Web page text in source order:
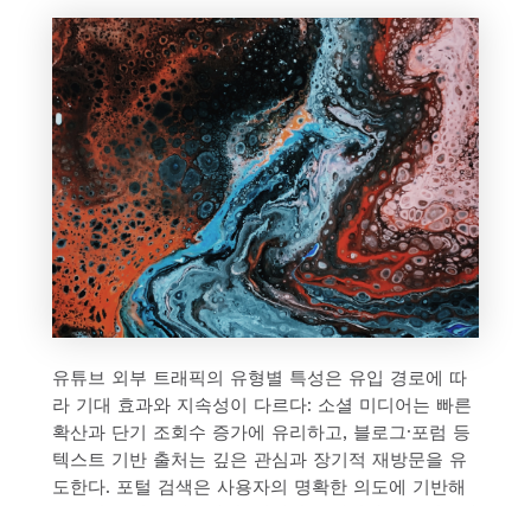
유튜브 외부 트래픽의 유형별 특성은 유입 경로에 따
라 기대 효과와 지속성이 다르다: 소셜 미디어는 빠른
확산과 단기 조회수 증가에 유리하고, 블로그·포럼 등
텍스트 기반 출처는 깊은 관심과 장기적 재방문을 유
도한다. 포털 검색은 사용자의 명확한 의도에 기반해